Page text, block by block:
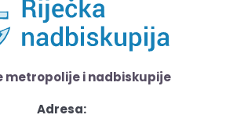
metropolije i nadbiskupije
Adresa: